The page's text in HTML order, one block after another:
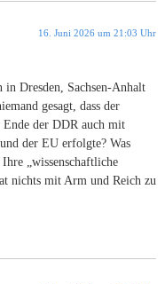
16. Juni 2026 um 21:03 Uhr
Dresden, Sachsen-Anhalt
gesagt, dass der
Ende der DDR auch mit
der EU erfolgte? Was
„wissenschaftliche
nichts mit Arm und Reich zu